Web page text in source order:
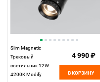
Slim Magnetic
Трековый
светильник 12W
4200K Modify
4 990 ₽
В КОРЗИНУ